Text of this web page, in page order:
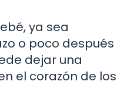
ya sea
o poco después
dejar una
el corazón de los